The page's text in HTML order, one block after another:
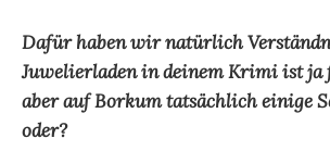
Dafür haben wir natürlich
Juwelierladen in deinem Krimi ist ja
aber auf Borkum tatsächlich einige
oder?